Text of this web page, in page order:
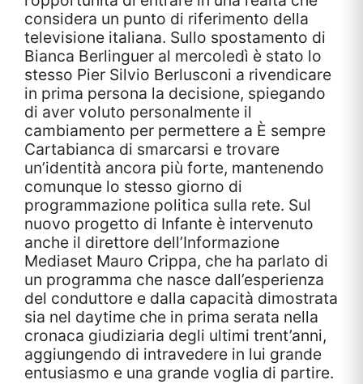
considera un punto di riferimento della
televisione italiana. Sullo spostamento di
Bianca Berlinguer al mercoledì è stato lo
stesso Pier Silvio Berlusconi a rivendicare
in prima persona la decisione, spiegando
di aver voluto personalmente il
cambiamento per permettere a È sempre
Cartabianca di smarcarsi e trovare
un’identità ancora più forte, mantenendo
comunque lo stesso giorno di
programmazione politica sulla rete. Sul
nuovo progetto di Infante è intervenuto
anche il direttore dell’Informazione
Mediaset Mauro Crippa, che ha parlato di
un programma che nasce dall’esperienza
del conduttore e dalla capacità dimostrata
sia nel daytime che in prima serata nella
cronaca giudiziaria degli ultimi trent’anni,
aggiungendo di intravedere in lui grande
entusiasmo e una grande voglia di partire.